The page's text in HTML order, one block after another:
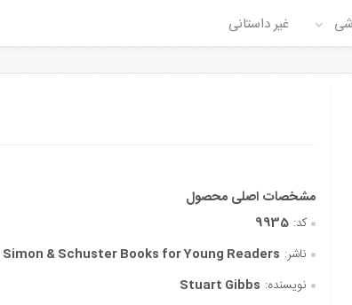
غیر داستانی
کد: 9935
ناشر: Simon & Schuster Books for Young Readers
نویسنده: Stuart Gibbs